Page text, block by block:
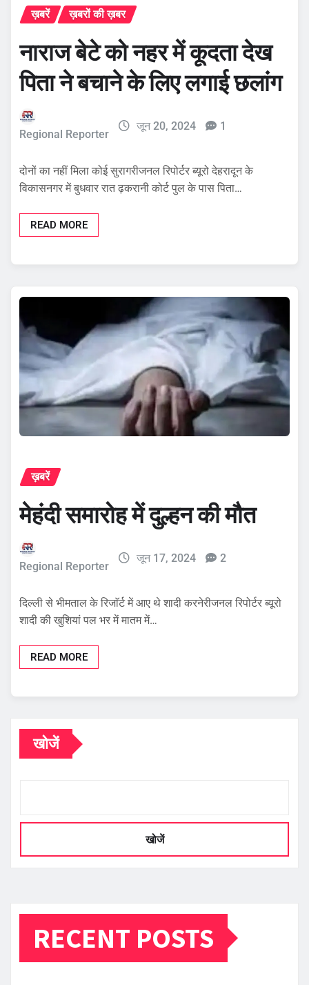
ख़बरें ख़बरों की ख़बर
नाराज बेटे को नहर में कूदता देख
पिता ने बचाने के लिए लगाई छलांग
Regional Reporter
जून 20, 2024 1
दोनों का नहीं मिला कोई सुरागरीजनल रिपोर्टर ब्यूरो देहरादून के
विकासनगर में बुधवार रात ढ़करानी कोर्ट पुल के पास पिता…
READ MORE
ख़बरें
मेहंदी समारोह में दुल्हन की मौत
Regional Reporter
जून 17, 2024 2
दिल्ली से भीमताल के रिजाॅर्ट में आए थे शादी करनेरीजनल रिपोर्टर ब्यूरो
शादी की खुशियां पल भर में मातम में…
READ MORE
खोजें
खोजें
RECENT POSTS